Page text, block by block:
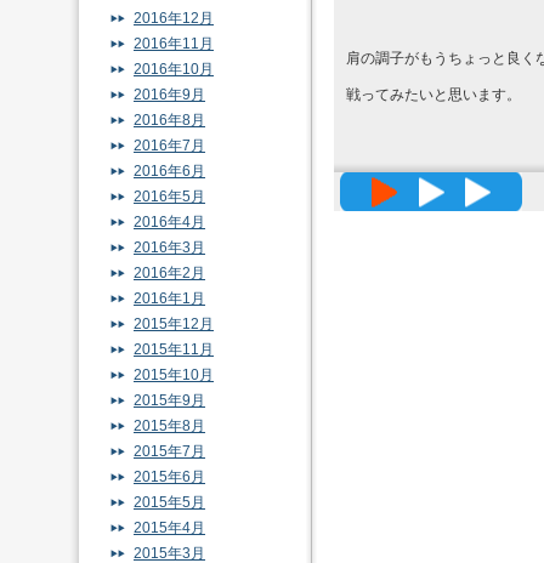
肩の調子がもうちょっと良く
戦ってみたいと思います。
高精度メ
2016年12月
2016年11月
2016年10月
2016年9月
2016年8月
2016年7月
2016年6月
2016年5月
2016年4月
2016年3月
2016年2月
2016年1月
2015年12月
2015年11月
2015年10月
2015年9月
2015年8月
2015年7月
2015年6月
2015年5月
2015年4月
2015年3月